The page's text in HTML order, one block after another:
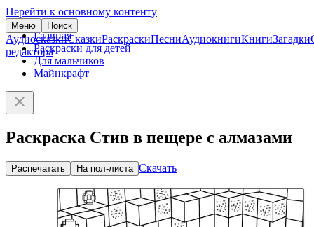
Перейти к основному контенту
Меню Поиск
АудиосказкиСказкиРаскраскиПесниАудиокнигиКнигиЗагадки
редактора
Главная
Раскраски для детей
Для мальчиков
Майнкрафт
Раскраска Стив в пещере с алмазами
Распечатать На пол-листа Скачать